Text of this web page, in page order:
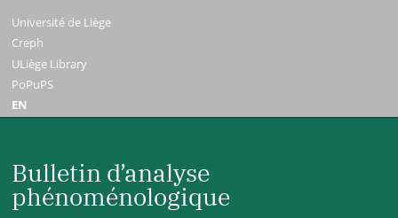
Université de Liège
Creph
ULiège Library
PoPuPS
EN
Bulletin d’analyse
phénoménologique